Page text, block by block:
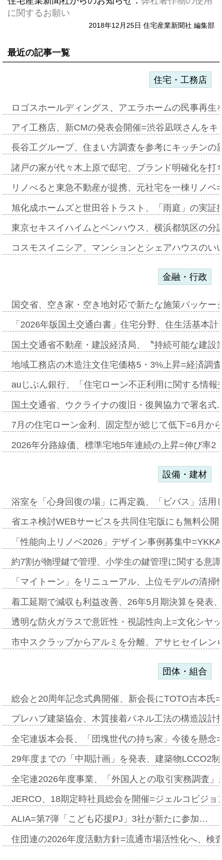
に関するお願い
2018年12月25日 住宅産業新聞社 編集部
最近の記事一覧
住宅・工務店
ロゴスホールディングス、アエラホームの民事再
アイ工務店、新CMの発表会開催=渋谷凪咲さんを
長谷工グループ、住まい方調査を参考にキッチン
諸戸の家が代々木上原で邸宅、ブランド明確化を
リノべると東急不動産が提携、元社宅を一棟リノ
旭化成ホームズと世田谷トラスト、「雨庭」の実
東京セキスイハイムとベンハウス、横浜都筑区の
コスモスイニシア、マンションとシェアハウスの
金融・行政
国交省、空き家・空き地対応で新たな施策パッケ
「2026年版国土交通白書」住宅分野、住生活基本
国土交通省不動産・建設経済局、〝持続可能な建
地域工務店の木造注文住宅価格5・3%上昇=経済調
auじぶん銀行、「住宅ローン不正利用に関する情
国土交通省、ウクライナの復旧・復興協力で署名
7月の住宅ローン金利、固定型が総じて低下=6月か
2026年分路線価、標準宅地5年連続の上昇=伸び率
設備・建材
浴室を「心身回復の場」に再定義、「ビバス」活
省エネ検討WEBサービスを共同住宅版にも無料公
「性能向上リノベ2026」デザイン事例募集中
約7割が物理鍵で管理、小学生の鍵管理に関する意
「マイトーン」をリニューアル、上位モデルの清
着工延期で減収も利益改善、26年5月期決算を発表
透明な防火ガラスで意匠性・視認性向上=文化シヤ
市中スクラップからアルミを分離、アサヒセイレ
団体・組合
総会と20周年記念式典開催、新会長にTOTO吉本氏
プレハブ建築協会、木質接着パネル工法の構造設
全宅連坂本会長、「団塊世代の持ち家」今後を懸
29年度までの「中期計画」を発表、建築物LCCO2
全宅連2026年度事業、「外国人との取引実務調査
JERCO、18期定時社員総会を開催=ジェルコビジ
ALIA=第7弾「こども応援PJ」3社が新たに参加…
住団連の2026年度活動方針=流通市場活性化へ、検